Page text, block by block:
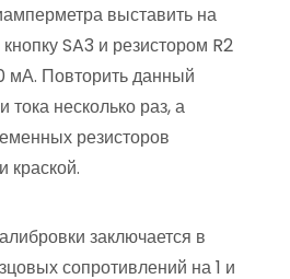
выставить на
SA3 и резистором R2
мА. Повторить данный
тока несколько раз, а
резисторов
краской.
заключается в
сопротивлений на 1 и